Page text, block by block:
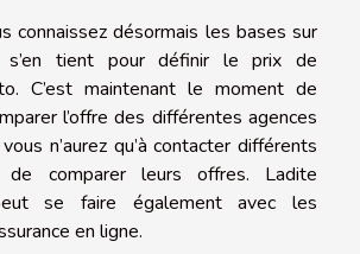
désormais les bases sur
s’en tient pour définir le prix de
C’est maintenant le moment de
l’offre des différentes agences
vous n’aurez qu’à contacter différents
de comparer leurs offres. Ladite
se faire également avec les
en ligne.